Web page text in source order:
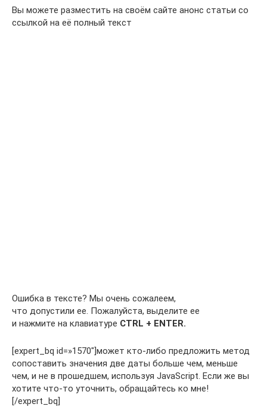
Вы можете разместить на своём сайте анонс статьи со
ссылкой на её полный текст
Ошибка в тексте? Мы очень сожалеем,
что допустили ее. Пожалуйста, выделите ее
и нажмите на клавиатуре CTRL + ENTER.
[expert_bq id=»1570″]может кто-либо предложить метод
сопоставить значения две даты больше чем, меньше
чем, и не в прошедшем, используя JavaScript. Если же вы
хотите что-то уточнить, обращайтесь ко мне!
[/expert_bq]